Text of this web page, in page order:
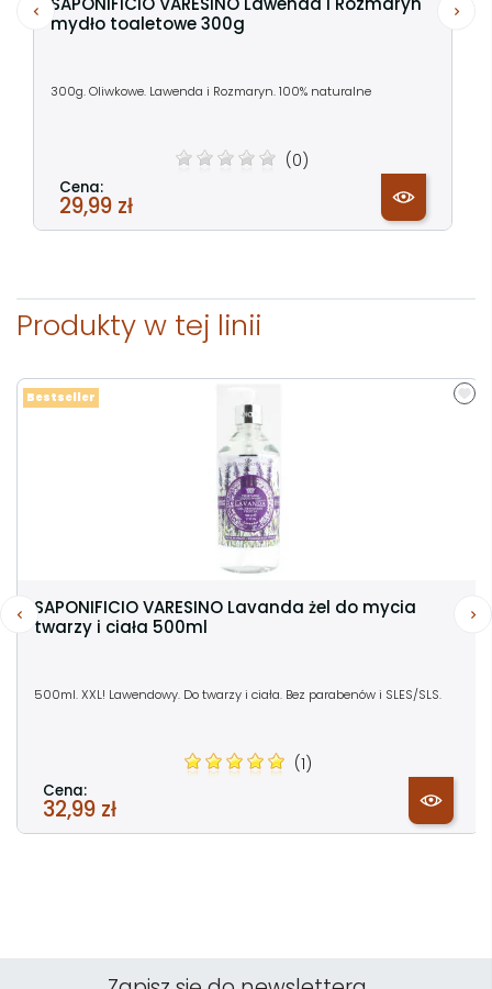
mydło toaletowe 300g
300g. Oliwkowe. Lawenda i Rozmaryn. 100% naturalne
(0)
Cena:
29,99 zł
Produkty w tej linii
SAPONIFICIO VARESINO Lavanda żel do mycia
twarzy i ciała 500ml
500ml. XXL! Lawendowy. Do twarzy i ciała. Bez parabenów i SLES/SLS.
(1)
Cena:
32,99 zł
Bestseller